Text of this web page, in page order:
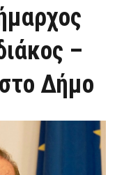
–
Δήμο